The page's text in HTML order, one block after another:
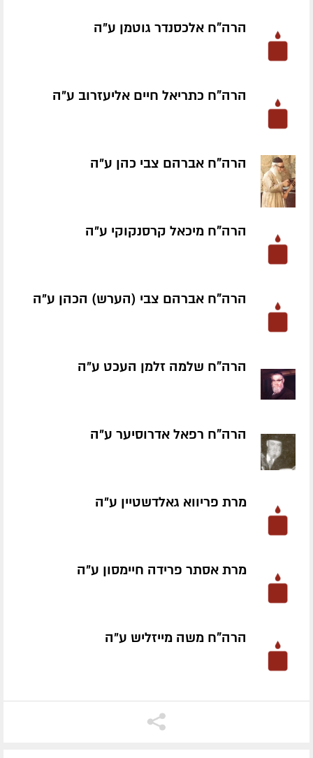
הרה"ח אלכסנדר גוטמן ע״ה
הרה"ח כתריאל חיים אליעזרוב ע״ה
הרה"ח אברהם צבי כהן ע״ה
הרה"ח מיכאל קרסנקוקי ע״ה
הרה"ח אברהם צבי (הערש) הכהן ע״ה
הרה"ח שלמה זלמן העכט ע״ה
הרה"ח רפאל אדרוסיער ע״ה
מרת פריווא גאלדשטיין ע״ה
מרת אסתר פרידה חיימסון ע״ה
הרה"ח משה מייזליש ע״ה